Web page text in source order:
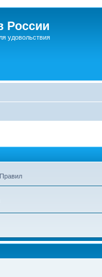
России
удовольствия